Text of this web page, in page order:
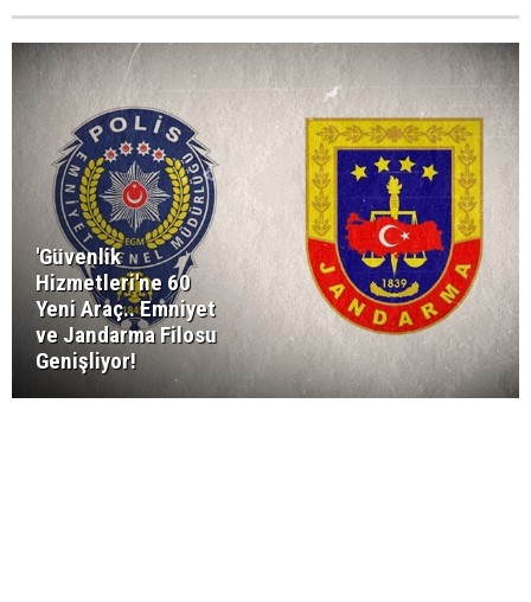
'Güvenlik
Hizmetleri'ne 60
Yeni Araç.. Emniyet
ve Jandarma Filosu
Genişliyor!